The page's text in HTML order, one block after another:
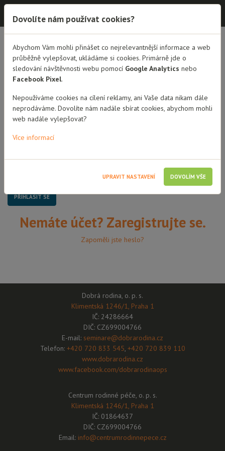
Dobrá rodina - semináře
Dobrá rodina - semináře
Přihlášení
Uživatelské jméno / Email
Heslo
Nemáte účet? Zaregistrujte se.
Zapoměli jste heslo?
Dobrá rodina, o. p. s.
Klimentská 1246/1, Praha 1
IČ: 24286664
DIČ: CZ699004766
E-mail: seminare@dobrarodina.cz
Telefon: +420 720 833 545, +420 720 839 110
www.dobrarodina.cz
www.facebook.com/dobrarodinaops
Centrum rodinné péče, o. p. s.
Klimentská 1246/1, Praha 1
IČ: 01864637
DIČ: CZ699004766
Email: info@centrumrodinnepece.cz
Dovolíte nám používat cookies?
Abychom Vám mohli přinášet co nejrelevantnější informace a web
průběžně vylepšovat, ukládáme si cookies. Primárně jde o
sledování návštěvnosti webu pomocí Google Analytics nebo
Facebook Pixel.
Nepoužíváme cookies na cílení reklamy, ani Vaše data nikam dále
neprodáváme. Dovolíte nám nadále sbírat cookies, abychom mohli
web nadále vylepšovat?
Více informací
UPRAVIT NASTAVENÍ DOVOLÍM VŠE